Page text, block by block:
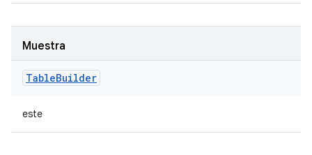
Muestra
TableBuilder
este